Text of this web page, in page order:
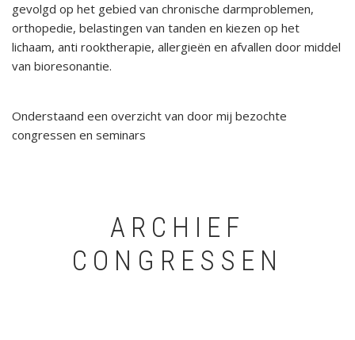
gevolgd op het gebied van chronische darmproblemen,
orthopedie, belastingen van tanden en kiezen op het
lichaam, anti rooktherapie, allergieën en afvallen door middel
van bioresonantie.
Onderstaand een overzicht van door mij bezochte
congressen en seminars
ARCHIEF
CONGRESSEN